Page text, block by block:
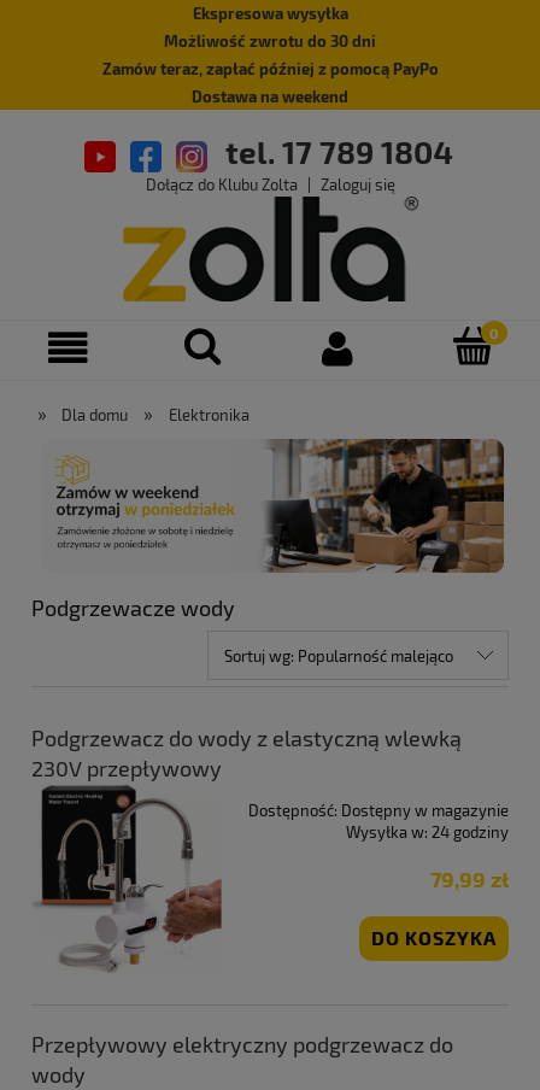
Ekspresowa wysyłka
Możliwość zwrotu do 30 dni
Zamów teraz, zapłać później z pomocą PayPo
Dostawa na weekend
tel. 17 789 1804
Dołącz do Klubu Zolta Zaloguj się
» Dla domu » Elektronika
Podgrzewacze wody
Sortuj wg: Popularność malejąco
Podgrzewacz do wody z elastyczną wlewką
230V przepływowy
Dostępność: Dostępny w magazynie
Wysyłka w: 24 godziny
79,99 zł
DO KOSZYKA
Przepływowy elektryczny podgrzewacz do
wody